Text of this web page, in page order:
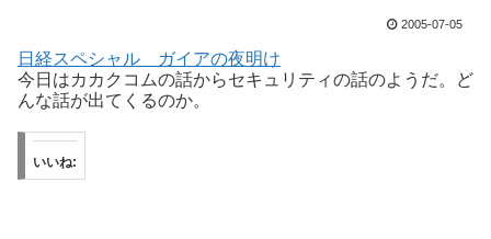
2005-07-05
日経スペシャル ガイアの夜明け
今日はカカクコムの話からセキュリティの話のようだ。ど
んな話が出てくるのか。
いいね: